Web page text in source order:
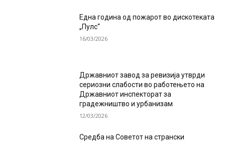
Една година од пожарот во дискотеката
„Пулс“
16/03/2026
Државниот завод за ревизија утврди
сериозни слабости во работењето на
Државниот инспекторат за
градежништво и урбанизам
12/03/2026
Средба на Советот на странски